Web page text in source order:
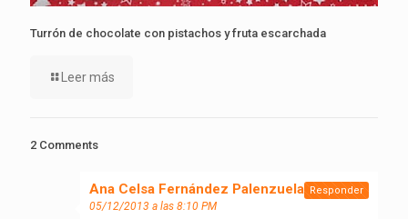
Turrón de chocolate con pistachos y fruta escarchada
Leer más
2 Comments
Ana Celsa Fernández Palenzuela dice:
05/12/2013 a las 8:10 PM
Responder